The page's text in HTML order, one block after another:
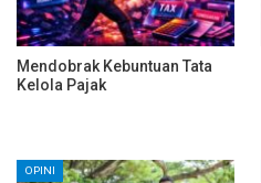
Mendobrak Kebuntuan Tata
Kelola Pajak
OPINI